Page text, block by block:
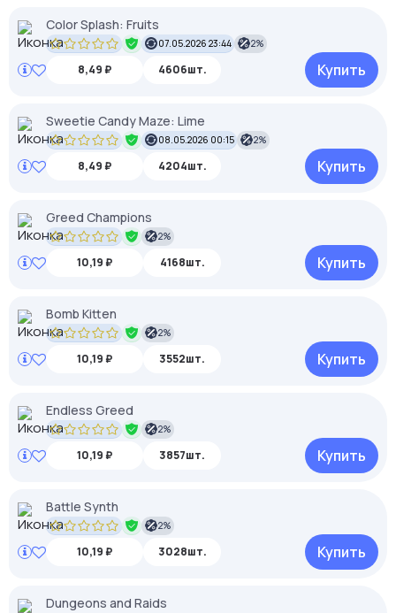
Color Splash: Fruits
07.05.2026 23:44 2%
8,49 ₽ 4606шт. Купить
Sweetie Candy Maze: Lime
08.05.2026 00:15 2%
8,49 ₽ 4204шт. Купить
Greed Champions
2%
10,19 ₽ 4168шт. Купить
Bomb Kitten
2%
10,19 ₽ 3552шт. Купить
Endless Greed
2%
10,19 ₽ 3857шт. Купить
Battle Synth
2%
10,19 ₽ 3028шт. Купить
Dungeons and Raids